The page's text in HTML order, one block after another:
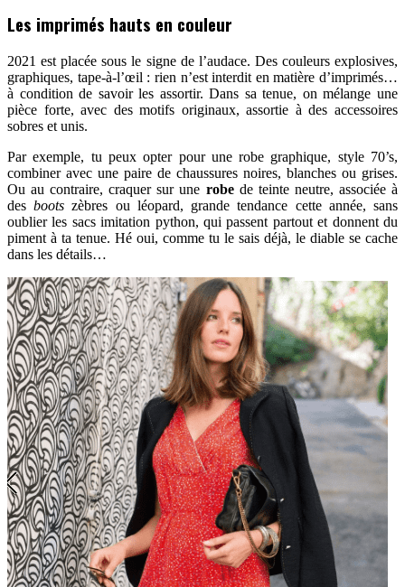
Les imprimés hauts en couleur
2021 est placée sous le signe de l’audace. Des couleurs explosives,
graphiques, tape-à-l’œil : rien n’est interdit en matière d’imprimés…
à condition de savoir les assortir. Dans sa tenue, on mélange une
pièce forte, avec des motifs originaux, assortie à des accessoires
sobres et unis.
Par exemple, tu peux opter pour une robe graphique, style 70’s,
combiner avec une paire de chaussures noires, blanches ou grises.
Ou au contraire, craquer sur une robede teinte neutre, associée à
desboots zèbres ou léopard, grande tendance cette année, sans
oublier les sacs imitation python, qui passent partout et donnent du
piment à ta tenue. Hé oui, comme tu le sais déjà, le diable se cache
dans les détails…